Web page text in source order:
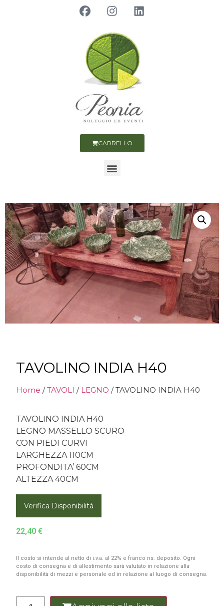
CARRELLO
TAVOLINO INDIA H40
Home /TAVOLI / LEGNO / TAVOLINO INDIA H40
TAVOLINO INDIA H40
LEGNO MASSELLO SCURO
CON PIEDI CURVI
LARGHEZZA 110CM
PROFONDITA’ 60CM
ALTEZZA 40CM
Verifica Disponibilità
22,40 €
Il costo si intende al netto di i.v.a. al 22% e franco ns. deposito. Ogni
costo di consegna e di allestimento sarà valutato in relazione alla
disponibilità di mezzi e personale ed in relazione al luogo di consegna.